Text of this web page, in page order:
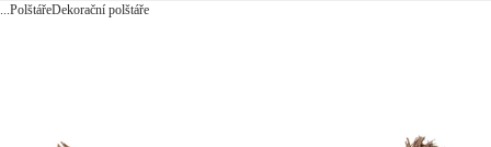
...PolštářeDekorační polštáře